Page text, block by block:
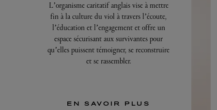
L’organisme caritatif anglais vise à mettre
fin à la culture du viol à travers l’écoute,
l’éducation et l’engagement et offre un
espace sécurisant aux survivantes pour
qu’elles puissent témoigner, se reconstruire
et se rassembler.
EN SAVOIR PLUS